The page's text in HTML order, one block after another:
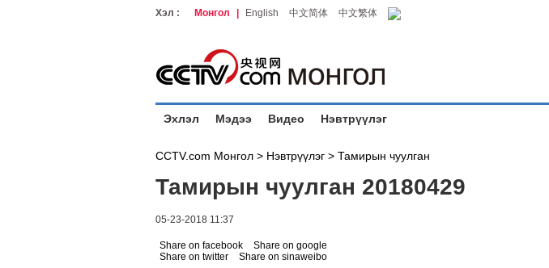
Хэл : Монгол English 中文简体 中文繁体
Эхлэл Мэдээ Видео Нэвтрүүлэг
CCTV.com Монгол > Нэвтрүүлэг > Тамирын чуулган
Тамирын чуулган 20180429
05-23-2018 11:37
Share on facebook
Share on google
Share on twitter
Share on sinaweibo